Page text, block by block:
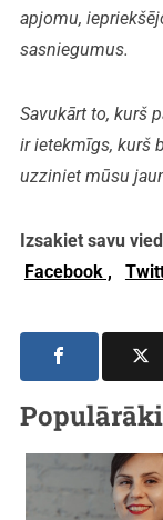
apjomu,
sasniegumus.
Savukārt to, kurš
ir ietekmīgs, kurš
uzziniet mūsu
Izsakiet savu
Facebook ,